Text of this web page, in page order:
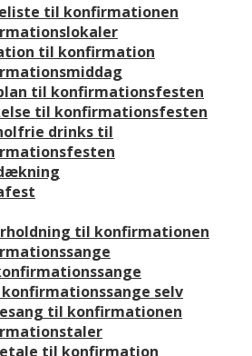
til konfirmationen
til konfirmation
til konfirmationsfesten
til konfirmationsfesten
drinks til
til konfirmationen
konfirmationssange selv
til konfirmationen
til konfirmation